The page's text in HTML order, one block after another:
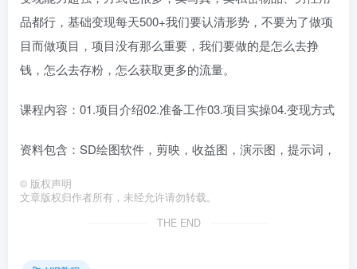
品都行，基础变现每天500+我们要认清形势，不要为了做项
目而做项目，项目没有那么重要，我们要做的是怎么去挣
钱，怎么去存粉，怎么获取更多的流量。
课程内容：01.项目介绍02.准备工作03.项目实操04.变现方式
资料包含：SD绘图软件，剪映，收益图，演示图，提示词，
© 版权声明
文章版权归作者所有，未经允许请勿转载。
THE END